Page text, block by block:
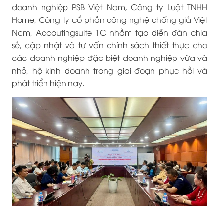
doanh nghiệp PSB Việt Nam, Công ty Luật TNHH
Home, Công ty cổ phần công nghệ chống giả Việt
Nam, Accoutingsuite 1C nhằm tạo diễn đàn chia
sẻ, cập nhật và tư vấn chính sách thiết thực cho
các doanh nghiệp đặc biệt doanh nghiệp vừa và
nhỏ, hộ kinh doanh trong giai đoạn phục hồi và
phát triển hiện nay.